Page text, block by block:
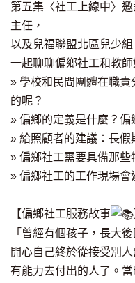
第五集〈社工上線中〉
主任 ，
以及兒福聯盟北區兒少組
一起聊聊偏鄉社工和教
» 學校和民間團體在職
的呢？
» 偏鄉的定義是什麼？偏
» 給照顧者的建議：長假
» 偏鄉社工需要具備那些
» 偏鄉社工的工作現場會
【偏鄉社工服務故事
「曾經有個孩子，長大
開心自己終於從接受別
有能力去付出的人了。